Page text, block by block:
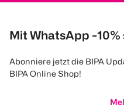
Mit WhatsApp -10%
Abonniere jetzt die BIPA
BIPA Online Shop!